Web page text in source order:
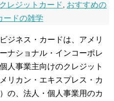
レジットカード, おすすめの
ードの雑学
ジネス・カードは、アメリ
ナショナル・インコーポレ
人事業主向けのクレジット
リカン・エキスプレス・カ
の、法人・個人事業用のカ